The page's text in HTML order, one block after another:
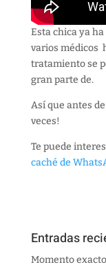
Esta chica ya
varios médicos
tratamiento se
gran parte de.
Así que antes
veces!
Te puede
caché de
Entradas
Momento